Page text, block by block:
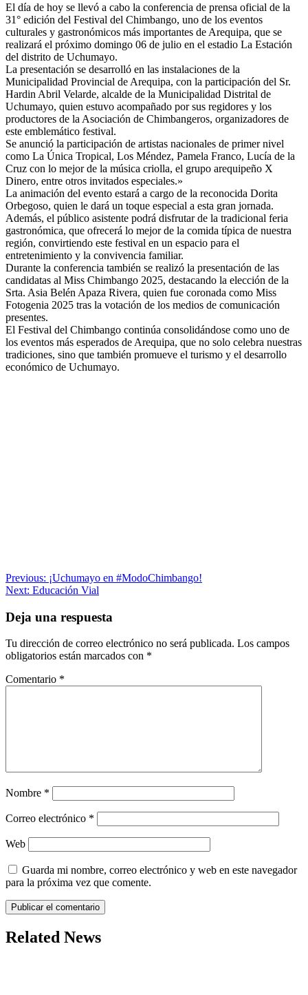
El día de hoy se llevó a cabo la conferencia de prensa oficial de la
31° edición del Festival del Chimbango, uno de los eventos
culturales y gastronómicos más importantes de Arequipa, que se
realizará el próximo domingo 06 de julio en el estadio La Estación
del distrito de Uchumayo.
La presentación se desarrolló en las instalaciones de la
Municipalidad Provincial de Arequipa, con la participación del Sr.
Hardin Abril Velarde, alcalde de la Municipalidad Distrital de
Uchumayo, quien estuvo acompañado por sus regidores y los
productores de la Asociación de Chimbangeros, organizadores de
este emblemático festival.
Se anunció la participación de artistas nacionales de primer nivel
como La Única Tropical, Los Méndez, Pamela Franco, Lucía de la
Cruz con lo mejor de la música criolla, el grupo arequipeño X
Dinero, entre otros invitados especiales.»
La animación del evento estará a cargo de la reconocida Dorita
Orbegoso, quien le dará un toque especial a esta gran jornada.
Además, el público asistente podrá disfrutar de la tradicional feria
gastronómica, que ofrecerá lo mejor de la comida típica de nuestra
región, convirtiendo este festival en un espacio para el
entretenimiento y la convivencia familiar.
Durante la conferencia también se realizó la presentación de las
candidatas al Miss Chimbango 2025, destacando la elección de la
Srta. Asia Belén Apaza Rivera, quien fue coronada como Miss
Fotogenia 2025 tras la votación de los medios de comunicación
presentes.
El Festival del Chimbango continúa consolidándose como uno de
los eventos más esperados de Arequipa, que no solo celebra nuestras
tradiciones, sino que también promueve el turismo y el desarrollo
económico de Uchumayo.
Navegación
de
entradas
Previous: ¡Uchumayo en #ModoChimbango!
Next: Educación Vial
Deja una respuesta
Tu dirección de correo electrónico no será publicada. Los campos
obligatorios están marcados con *
Comentario *
Nombre *
Correo electrónico *
Web
Guarda mi nombre, correo electrónico y web en este navegador
para la próxima vez que comente.
Related News